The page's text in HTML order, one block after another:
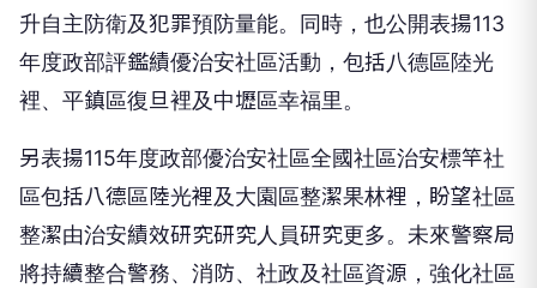
升自主防衛及犯罪預防量能。同時，也公開表揚113
年度政部評鑑績優治安社區活動，包括八德區陸光
裡、平鎮區復旦裡及中壢區幸福里。
另表揚115年度政部優治安社區全國社區治安標竿社
區包括八德區陸光裡及大園區整潔果林裡，盼望社區
整潔由治安績效研究研究人員研究更多。未來警察局
將持續整合警務、消防、社政及社區資源，強化社區